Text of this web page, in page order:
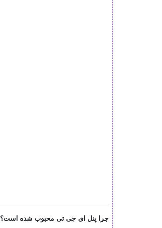
چرا پنل ای جی تی محبوب شده است؟